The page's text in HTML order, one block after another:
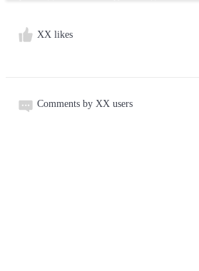
XX likes
Comments by XX users